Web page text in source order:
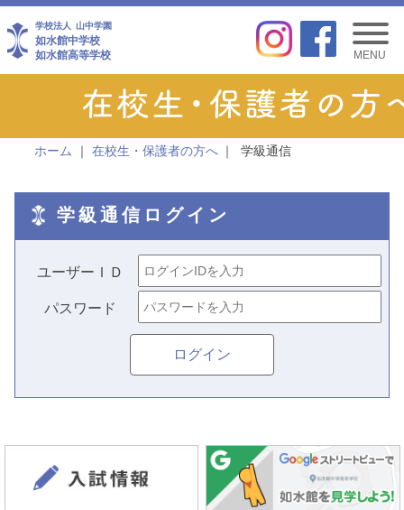
学校法人 山中学園
如水館中学校
如水館高等学校
MENU
ホーム 在校生・保護者の方へ 学級通信
学級通信ログイン
ユーザーＩＤ
パスワード
ログイン